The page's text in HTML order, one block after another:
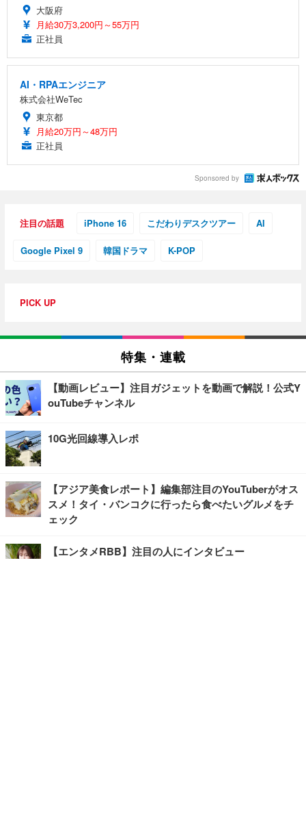
大阪府
月給30万3,200円～55万円
正社員
AI・RPAエンジニア
株式会社WeTec
東京都
月給20万円～48万円
正社員
Sponsored by
注目の話題 iPhone 16 こだわりデスクツアー AI
Google Pixel 9 韓国ドラマ K-POP
PICK UP
特集・連載
【動画レビュー】注目ガジェットを動画で解説！公式Y
ouTubeチャンネル
10G光回線導入レポ
【アジア美食レポート】編集部注目のYouTuberがオス
スメ！タイ・バンコクに行ったら食べたいグルメをチ
ェック
【エンタメRBB】注目の人にインタビュー